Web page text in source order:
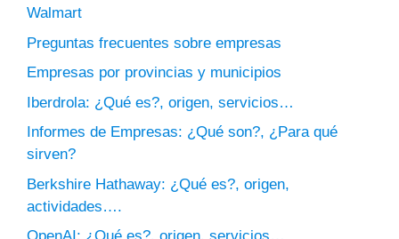
Walmart
Preguntas frecuentes sobre empresas
Empresas por provincias y municipios
Iberdrola: ¿Qué es?, origen, servicios…
Informes de Empresas: ¿Qué son?, ¿Para qué
sirven?
Berkshire Hathaway: ¿Qué es?, origen,
actividades….